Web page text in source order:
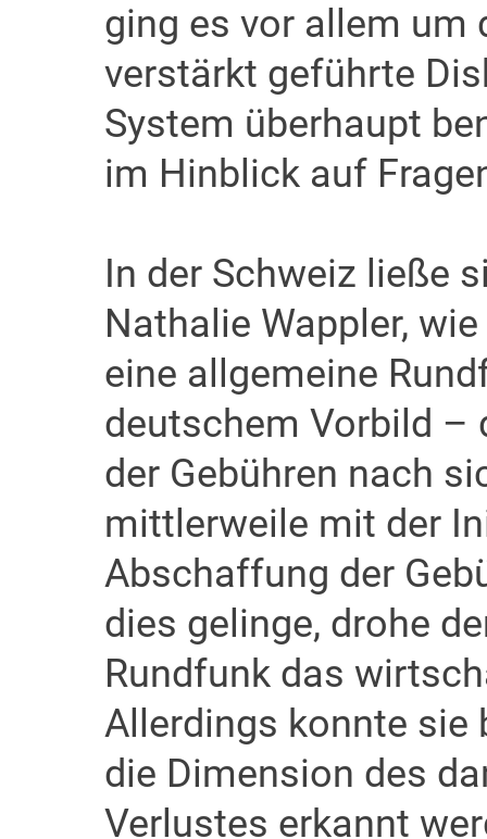
ging es vor allem um
verstärkt geführte
System überhaupt
im Hinblick auf
In der Schweiz ließe
Nathalie Wappler,
eine allgemeine
deutschem Vorbild –
der Gebühren nach
mittlerweile mit der
Abschaffung der
dies gelinge, drohe
Rundfunk das
Allerdings konnte sie
die Dimension des
Verlustes erkannt